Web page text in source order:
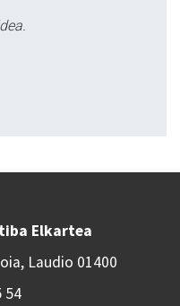
Elkartea
Laudio 01400
54